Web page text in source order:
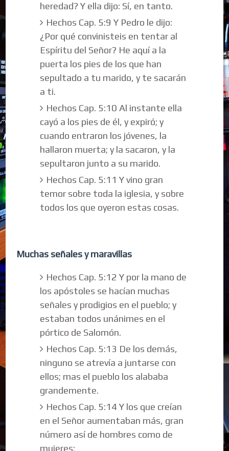
heredad? Y ella dijo: Sí, en tanto.
Hechos Cap. 5:9 Y Pedro le dijo:
¿Por qué convinisteis en tentar al
Espíritu del Señor? He aquí a la
puerta los pies de los que han
sepultado a tu marido, y te sacarán
a ti.
Hechos Cap. 5:10 Al instante ella
cayó a los pies de él, y expiró; y
cuando entraron los jóvenes, la
hallaron muerta; y la sacaron, y la
sepultaron junto a su marido.
Hechos Cap. 5:11 Y vino gran
temor sobre toda la iglesia, y sobre
todos los que oyeron estas cosas.
Muchas señales y maravillas
Hechos Cap. 5:12 Y por la mano de
los apóstoles se hacían muchas
señales y prodigios en el pueblo; y
estaban todos unánimes en el
pórtico de Salomón.
Hechos Cap. 5:13 De los demás,
ninguno se atrevía a juntarse con
ellos; mas el pueblo los alababa
grandemente.
Hechos Cap. 5:14 Y los que creían
en el Señor aumentaban más, gran
número así de hombres como de
mujeres;